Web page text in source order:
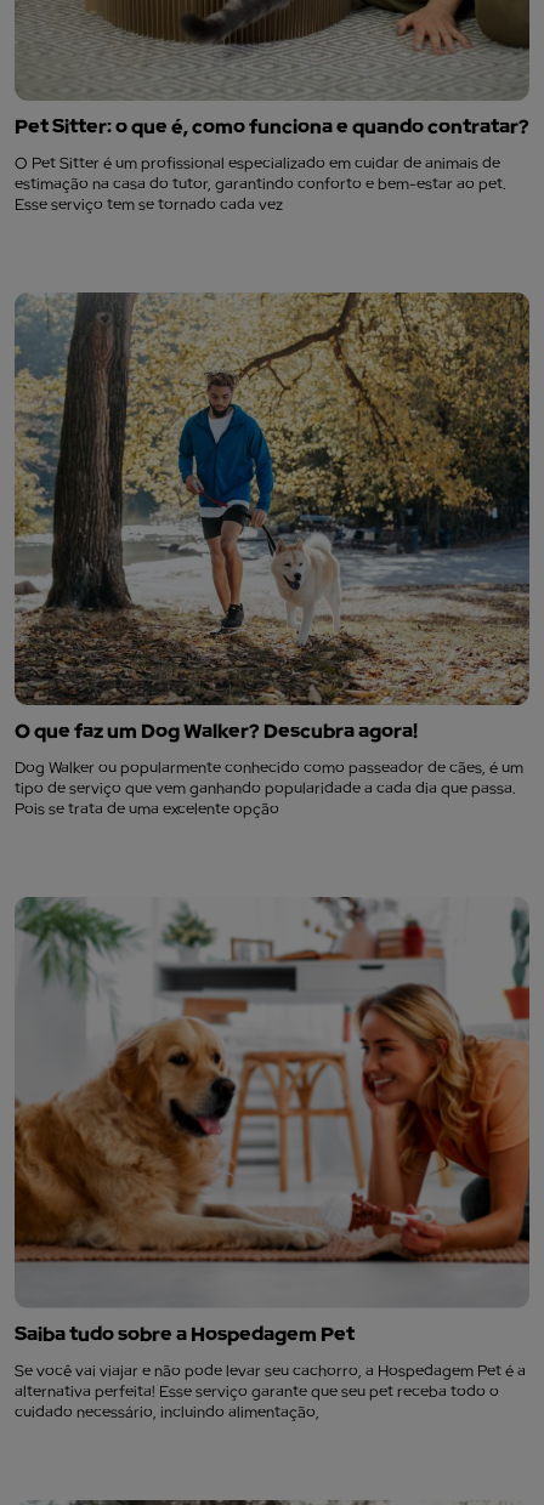
Pet Sitter: o que é, como funciona e quando contratar?
O Pet Sitter é um profissional especializado em cuidar de animais de
estimação na casa do tutor, garantindo conforto e bem-estar ao pet.
Esse serviço tem se tornado cada vez
O que faz um Dog Walker? Descubra agora!
Dog Walker ou popularmente conhecido como passeador de cães, é um
tipo de serviço que vem ganhando popularidade a cada dia que passa.
Pois se trata de uma excelente opção
Saiba tudo sobre a Hospedagem Pet
Se você vai viajar e não pode levar seu cachorro, a Hospedagem Pet é a
alternativa perfeita! Esse serviço garante que seu pet receba todo o
cuidado necessário, incluindo alimentação,